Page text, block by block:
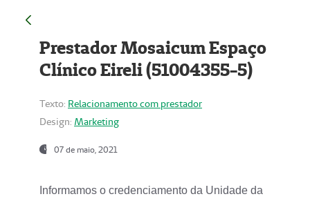
Prestador Mosaicum Espaço
Clínico Eireli (51004355-5)
Texto: Relacionamento com prestador
Design: Marketing
07 de maio, 2021
Informamos o credenciamento da Unidade da